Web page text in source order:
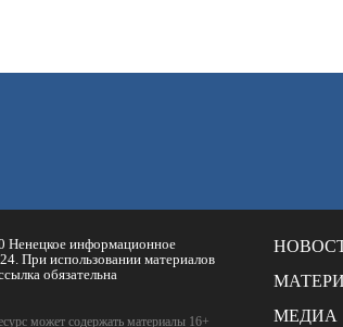
Ненецкое информационное
При использовании материалов
обязательна
может содержать материалы 16+
МЕДИА